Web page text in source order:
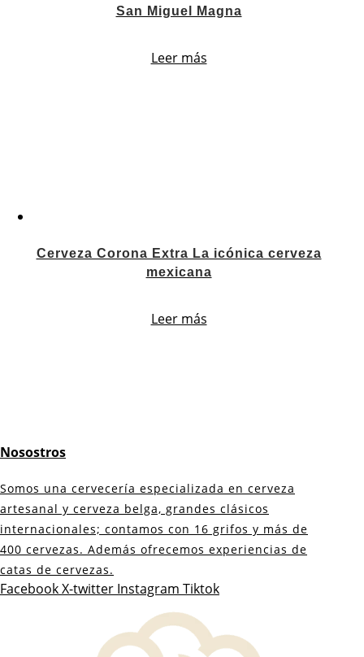
San Miguel Magna
Leer más
Cerveza Corona Extra La icónica cerveza
mexicana
Leer más
Nosostros
Somos una cervecería especializada en cerveza
artesanal y cerveza belga, grandes clásicos
internacionales; contamos con 16 grifos y más de
400 cervezas. Además ofrecemos experiencias de
catas de cervezas.
FacebookX-twitter Instagram Tiktok